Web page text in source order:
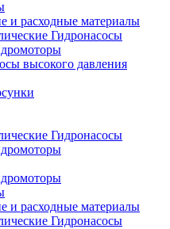
и расходные материалы
Гидронасосы
высокого давления
Гидронасосы
и расходные материалы
Гидронасосы